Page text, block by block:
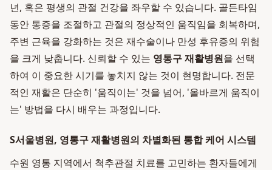
년, 혹은 평생의 관절 건강을 좌우할 수 있습니다. 골든타임
동안 통증을 조절하고 관절의 정상적인 움직임을 회복하며,
주변 근육을 강화하는 것은 재수술이나 만성 후유증의 위험
을 크게 낮춥니다. 신뢰할 수 있는 영통구 재활병원을 선택
하여 이 중요한 시기를 놓치지 않는 것이 현명합니다. 전문
적인 재활은 단순히 '움직이는' 것을 넘어, '올바르게 움직이
는' 방법을 다시 배우는 과정입니다.
S서울병원, 영통구 재활병원의 차별화된 통합 케어 시스템
수원 영통 지역에서 척추관절 치료를 고민하는 환자들에게